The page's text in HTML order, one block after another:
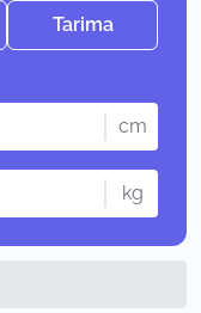
Tarima
cm
kg